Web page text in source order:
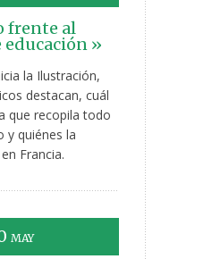
frente al
educación »
la Ilustración,
destacan, cuál
que recopila todo
y quiénes la
Francia.
MAY